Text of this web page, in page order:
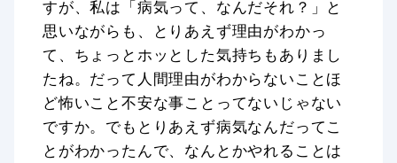
すが、私は「病気って、なんだそれ？」と
思いながらも、とりあえず理由がわかっ
て、ちょっとホッとした気持ちもありまし
たね。だって人間理由がわからないことほ
ど怖いこと不安な事ことってないじゃない
ですか。でもとりあえず病気なんだってこ
とがわかったんで、なんとかやれることは